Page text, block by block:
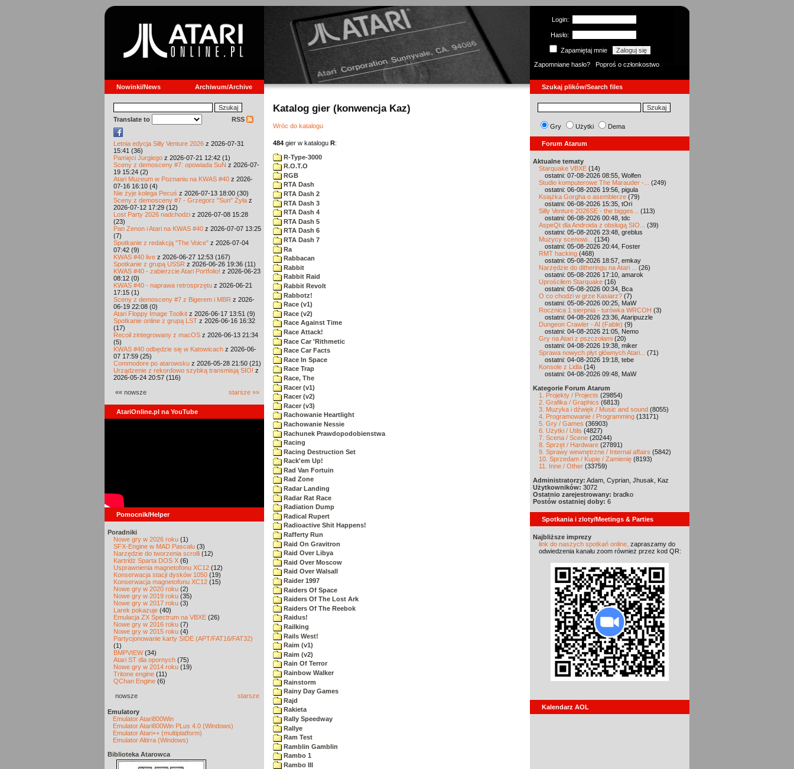
Login:
Hasło:
Zapamiętaj mnie
Zapomniane hasło?
Poproś o członkostwo
Nowinki/News Archiwum/Archive Szukaj plików/Search files
Translate to RSS
Letnia edycja Silly Venture 2026 z 2026-07-31
15:41 (36)
Pamięci Jurgiego z 2026-07-21 12:42 (1)
Sceny z demosceny #7: opowiada SuN z 2026-07-
19 15:24 (2)
Atari Muzeum w Poznaniu na KWAS #40 z 2026-
07-16 16:10 (4)
Nie żyje kolega Pecuś z 2026-07-13 18:00 (30)
Sceny z demosceny #7 - Grzegorz "Sun" Żyła z
2026-07-12 17:29 (12)
Lost Party 2026 nadchodzi z 2026-07-08 15:28
(23)
Pan Zenon i Atari na KWAS #40 z 2026-07-07 13:25
(7)
Spotkanie z redakcją "The Voice" z 2026-07-04
07:42 (9)
KWAS #40 live z 2026-06-27 12:53 (167)
Spotkanie z grupą USSR z 2026-06-26 19:36 (11)
KWAS #40 - zabierzcie Atari Portfolio! z 2026-06-23
08:12 (0)
KWAS #40 - naprawa retrosprzętu z 2026-06-21
17:15 (1)
Sceny z demosceny #7 z Bigerem i MBR z 2026-
06-19 22:08 (0)
Atari Floppy Image Toolkit z 2026-06-17 13:51 (9)
Spotkanie online z grupą LST z 2026-06-16 16:32
(17)
Recoil zintegrowany z macOS z 2026-06-13 21:34
(5)
KWAS #40 odbędzie się w Katowicach z 2026-06-
07 17:59 (25)
Commodore po atarowsku z 2026-05-28 21:50 (21)
Urządzenie z rekordowo szybką transmisją SIO! z
2026-05-24 20:57 (116)
«« nowsze starsze »»
AtariOnline.pl na YouTube
Pomocnik/Helper
Poradniki
Nowe gry w 2026 roku (1)
SFX-Engine w MAD Pascalu (3)
Narzędzie do tworzenia scrolli (12)
Kartridż Sparta DOS X (6)
Usprawnienia magnetofonu XC12 (12)
Konserwacja stacji dysków 1050 (19)
Konserwacja magnetofonu XC12 (15)
Nowe gry w 2020 roku (2)
Nowe gry w 2019 roku (35)
Nowe gry w 2017 roku (3)
Larek pokazuje (40)
Emulacja ZX Spectrum na VBXE (26)
Nowe gry w 2016 roku (7)
Nowe gry w 2015 roku (4)
Partycjonowanie karty SIDE (APT/FAT16/FAT32)
(1)
BMPVIEW(34)
Atari ST dla opornych (75)
Nowe gry w 2014 roku (19)
Tritone engine (11)
QChan Engine (6)
nowsze starsze
Emulatory
Emulator Atari800Win
Emulator Atari800Win PLus 4.0 (Windows)
Emulator Atari++ (multiplatform)
Emulator Altirra (Windows)
Biblioteka Atarowca
Katalog gier (konwencja Kaz)
Wróc do katalogu
484 gier w katalogu R:
R-Type-3000
R.O.T.O
RGB
RTA Dash
RTA Dash 2
RTA Dash 3
RTA Dash 4
RTA Dash 5
RTA Dash 6
RTA Dash 7
Ra
Rabbacan
Rabbit
Rabbit Raid
Rabbit Revolt
Rabbotz!
Race (v1)
Race (v2)
Race Against Time
Race Attack!
Race Car 'Rithmetic
Race Car Facts
Race In Space
Race Trap
Race, The
Racer (v1)
Racer (v2)
Racer (v3)
Rachowanie Heartlight
Rachowanie Nessie
Rachunek Prawdopodobienstwa
Racing
Racing Destruction Set
Rack'em Up!
Rad Van Fortuin
Rad Zone
Radar Landing
Radar Rat Race
Radiation Dump
Radical Rupert
Radioactive Shit Happens!
Rafferty Run
Raid On Gravitron
Raid Over Libya
Raid Over Moscow
Raid Over Walsall
Raider 1997
Raiders Of Space
Raiders Of The Lost Ark
Raiders Of The Reebok
Raidus!
Railking
Rails West!
Raim (v1)
Raim (v2)
Rain Of Terror
Rainbow Walker
Rainstorm
Rainy Day Games
Rajd
Rakieta
Rally Speedway
Rallye
Ram Test
Ramblin Gamblin
Rambo 1
Rambo III
Gry Użytki Dema
Forum Atarum
Aktualne tematy
Starquake VBXE (14)
ostatni: 07-08-2026 08:55, Wolfen
Studio komputerowe The Marauder -...
(249)
ostatni: 06-08-2026 19:56, pigula
Książka Gorgha o asemblerze (79)
ostatni: 06-08-2026 15:35, tOri
Silly Venture 2026SE - the bigges...
(113)
ostatni: 06-08-2026 00:48, tdc
AspeQt dla Androida z obsługą SIO...
(39)
ostatni: 05-08-2026 23:48, greblus
Muzycy scenowi...
(134)
ostatni: 05-08-2026 20:44, Foster
RMT hacking (468)
ostatni: 05-08-2026 18:57, emkay
Narzędzie do ditheringu na Atari ...
(26)
ostatni: 05-08-2026 17:10, amarok
Uprościłem Starquake (16)
ostatni: 05-08-2026 00:34, Bca
O co chodzi w grze Kasiarz? (7)
ostatni: 05-08-2026 00:25, MaW
Rocznica 1 sierpnia - turówka WRCOH (3)
ostatni: 04-08-2026 23:36, Ataripuzzle
Dungeon Crawler - AI (Fable) (9)
ostatni: 04-08-2026 21:05, Nemo
Gry na Atari z pszczołami (20)
ostatni: 04-08-2026 19:38, miker
Sprawa nowych płyt głównych Atari...
(71)
ostatni: 04-08-2026 19:18, tebe
Konsole z Lidla (14)
ostatni: 04-08-2026 09:48, MaW
Kategorie Forum Atarum
1. Projekty / Projects (29854)
2. Grafika / Graphics (6813)
3. Muzyka i dźwięk / Music and sound (8055)
4. Programowanie / Programming (13171)
5. Gry / Games (36903)
6. Użytki / Utils (4827)
7. Scena / Scene (20244)
8. Sprzęt / Hardware (27891)
9. Sprawy wewnętrzne / Internal affairs (5842)
10. Sprzedam / Kupię / Zamienię (8193)
11. Inne / Other (33759)
Administratorzy: Adam, Cyprian, Jhusak, Kaz
Użytkowników: 3072
Ostatnio zarejestrowany: bradko
Postów ostatniej doby: 6
Spotkania i zloty/Meetings & Parties
Najbliższe imprezy
link do naszych spotkań online, zapraszamy do
odwiedzenia kanału zoom również przez kod QR:
Kalendarz AOL